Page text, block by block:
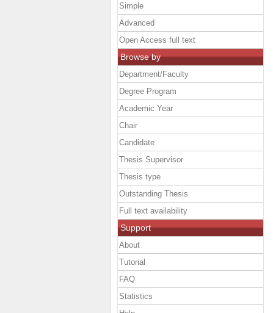
Simple
Advanced
Open Access full text
Browse by
Department/Faculty
Degree Program
Academic Year
Chair
Candidate
Thesis Supervisor
Thesis type
Outstanding Thesis
Full text availability
Support
About
Tutorial
FAQ
Statistics